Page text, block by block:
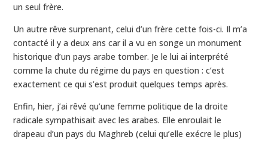
un seul frère.
Un autre rêve surprenant, celui d’un frère cette fois-ci. Il m’a
contacté il y a deux ans car il a vu en songe un monument
historique d’un pays arabe tomber. Je le lui ai interprété
comme la chute du régime du pays en question : c’est
exactement ce qui s’est produit quelques temps après.
Enfin, hier, j’ai rêvé qu’une femme politique de la droite
radicale sympathisait avec les arabes. Elle enroulait le
drapeau d’un pays du Maghreb (celui qu’elle exécre le plus)